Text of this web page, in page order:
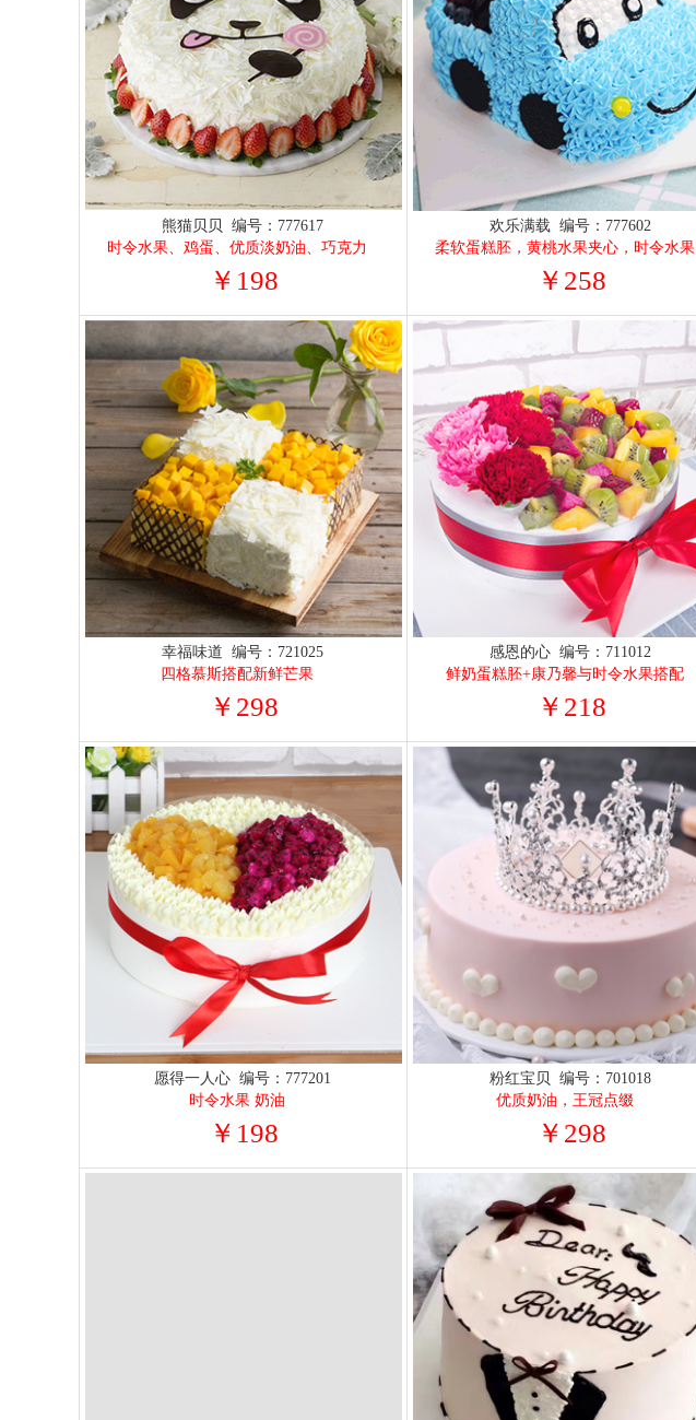
熊猫贝贝 编号：777617
时令水果、鸡蛋、优质淡奶油、巧克力
￥198
欢乐满载 编号：777602
柔软蛋糕胚，黄桃水果夹心，时令水果
￥258
幸福味道 编号：721025
四格慕斯搭配新鲜芒果
￥298
感恩的心 编号：711012
鲜奶蛋糕胚+康乃馨与时令水果搭配
￥218
愿得一人心 编号：777201
时令水果 奶油
￥198
粉红宝贝 编号：701018
优质奶油，王冠点缀
￥298